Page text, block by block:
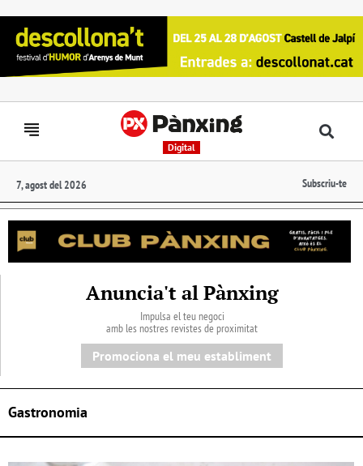
Digital
7, agost del 2026 Subscriu-te
Anuncia't al Pànxing
Impulsa el teu negoci
amb les nostres revistes de proximitat
Promociona el meu establiment
Gastronomia